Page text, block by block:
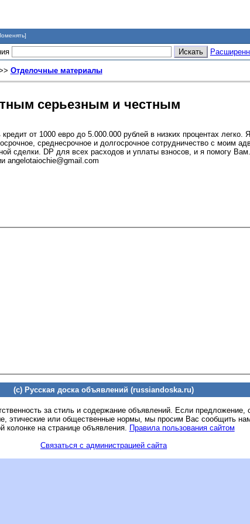
Отделочные материалы
серьезным и честным
от 1000 евро до 5.000.000 рублей в низких процентах легко.
среднесрочное и долгосрочное сотрудничество с моим
сделки. DP для всех расходов и уплаты взносов, и я помогу
angelotaiochie@gmail.com
(c) Русская доска объявлений (russiandoska.ru)
за стиль и содержание объявлений. Если
этические или общественные нормы, мы просим Вас сообщить
на странице объявления. Правила пользования сайтом
Связаться с администрацией сайта